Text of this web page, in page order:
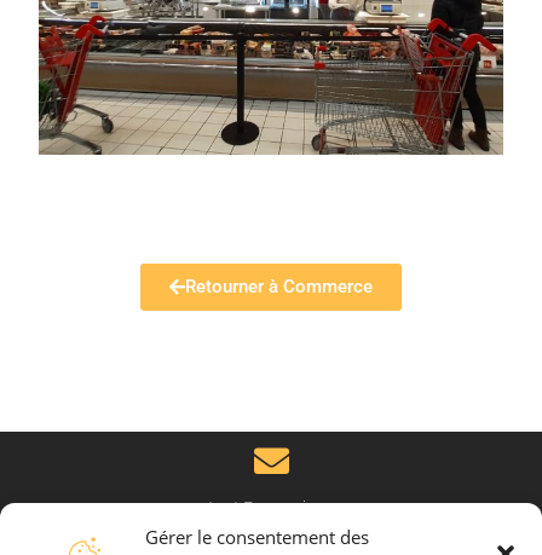
Gérer le consentement des
Retourner à Commerce
contact@mpm-ing.com